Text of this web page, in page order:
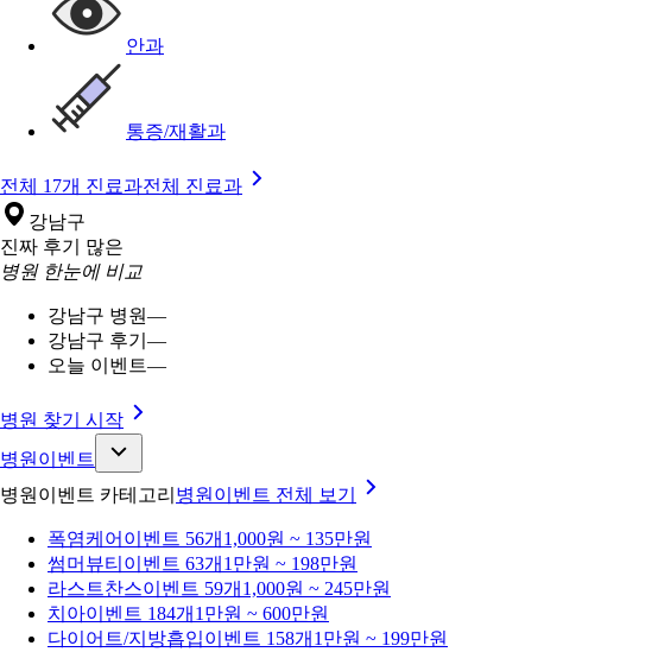
안과
통증/재활과
전체 17개 진료과전체 진료과
강남구
진짜 후기 많은
병원 한눈에 비교
강남구 병원—
강남구 후기 —
오늘 이벤트—
병원 찾기 시작
병원이벤트
병원이벤트 카테고리 병원이벤트 전체 보기
폭염케어 이벤트 56개 1,000원 ~ 135만원
썸머뷰티 이벤트 63개 1만원 ~ 198만원
라스트찬스이벤트 59개 1,000원 ~ 245만원
치아이벤트 184개 1만원 ~ 600만원
다이어트/지방흡입이벤트 158개 1만원 ~ 199만원